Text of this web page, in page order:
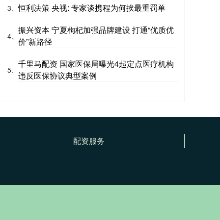
3、恒利决策 央视: 专家谈携程为何挨最重罚单
4、
振兴资本 宁夏枸杞加强品牌建设 打通“优质优
价”新路径
5、
千里马配资 国家医保局曝光4起定点医疗机构
违反医保协议典型案例
配资服务